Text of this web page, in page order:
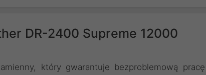
DR-2400 Supreme 12000
który gwarantuje bezproblemową